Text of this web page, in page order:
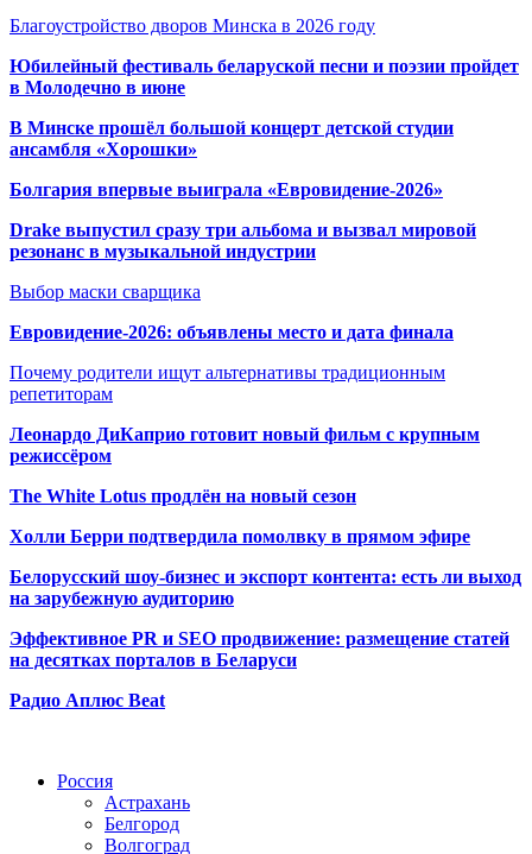
Благоустройство дворов Минска в 2026 году
Юбилейный фестиваль беларуской песни и поэзии пройдет
в Молодечно в июне
В Минске прошёл большой концерт детской студии
ансамбля «Хорошки»
Болгария впервые выиграла «Евровидение-2026»
Drake выпустил сразу три альбома и вызвал мировой
резонанс в музыкальной индустрии
Выбор маски сварщика
Евровидение-2026: объявлены место и дата финала
Почему родители ищут альтернативы традиционным
репетиторам
Леонардо ДиКаприо готовит новый фильм с крупным
режиссёром
The White Lotus продлён на новый сезон
Холли Берри подтвердила помолвку в прямом эфире
Белорусский шоу-бизнес и экспорт контента: есть ли выход
на зарубежную аудиторию
Эффективное PR и SEO продвижение: размещение статей
на десятках порталов в Беларуси
Радио Аплюс Beat
Россия
Астрахань
Белгород
Волгоград